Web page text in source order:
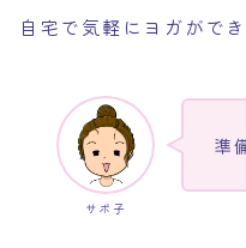
自宅で気軽にヨガがで
サボ子
準